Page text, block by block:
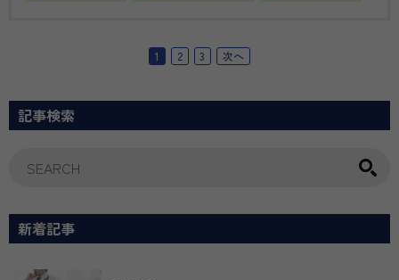
1 2 3 次へ
記事検索
新着記事